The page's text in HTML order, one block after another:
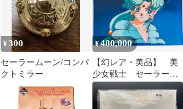
¥300
セーラームーン/コンパ
クトミラー
¥480,000
【幻レア・美品】 美
少女戦士 セーラーム
ーン セル画 フィッ
シュ・アイ 当時物